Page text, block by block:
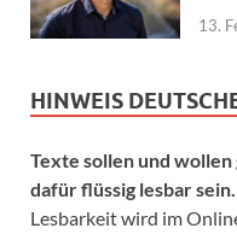
13.
HINWEIS
Texte sollen und
dafür flüssig lesbar sein.
Lesbarkeit wird im